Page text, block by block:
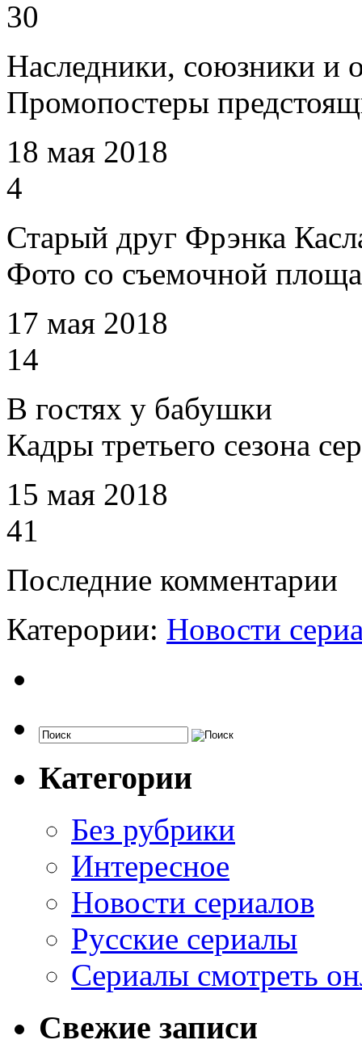
30
Наследники, союзники и
Промопостеры
18 мая 2018
4
Старый друг Фрэнка
Фото со съемочной
17 мая 2018
14
В гостях у бабушки
Кадры третьего сезона
15 мая 2018
41
Последние комментарии
Катерории: Новости
Категории
Без рубрики
Интересное
Новости сериалов
Русские сериалы
Сериалы смотреть
Свежие записи